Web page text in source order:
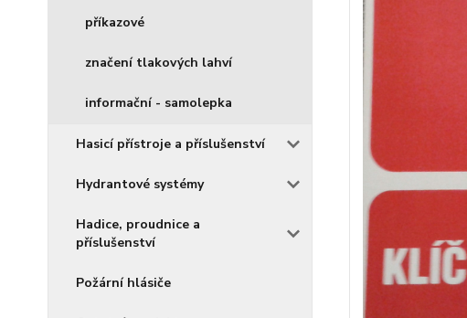
příkazové
značení tlakových lahví
informační - samolepka
Hasicí přístroje a příslušenství
Hydrantové systémy
Hadice, proudnice a
příslušenství
Požární hlásiče